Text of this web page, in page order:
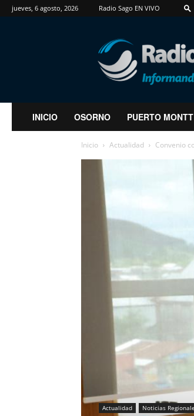
jueves, 6 agosto, 2026 Radio Sago EN VIVO
RadioSago
INICIO OSORNO PUERTO MONTT
Inicio Actualidad Convenio
Actualidad Noticias